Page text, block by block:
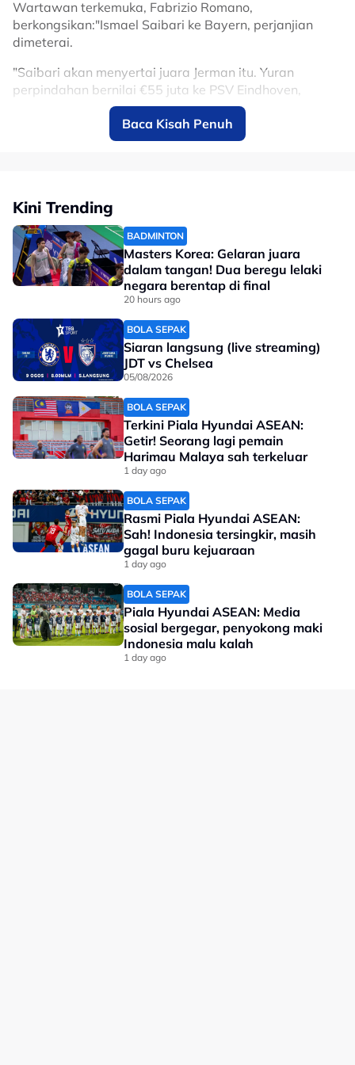
Wartawan terkemuka, Fabrizio Romano,
berkongsikan:"Ismael Saibari ke Bayern, perjanjian
dimeterai.
"Saibari akan menyertai juara Jerman itu. Yuran
perpindahan bernilai €55 juta ke PSV Eindhoven,
pemeriksaan perubatan di Amerika Syarikat dan
kemudian akan rasmi." kongsinya.
Pemain Terbaik Tahunan Eredivisie musim lalu.
No node context available.
Related Topics
#Ismael Saibari #Bayern Munich
Baca Kisah Penuh
Kini Trending
BADMINTON
Masters Korea: Gelaran juara
dalam tangan! Dua beregu lelaki
negara berentap di final
20 hours ago
BOLA SEPAK
Siaran langsung (live streaming)
JDT vs Chelsea
05/08/2026
BOLA SEPAK
Terkini Piala Hyundai ASEAN:
Getir! Seorang lagi pemain
Harimau Malaya sah terkeluar
1 day ago
BOLA SEPAK
Rasmi Piala Hyundai ASEAN:
Sah! Indonesia tersingkir, masih
gagal buru kejuaraan
1 day ago
BOLA SEPAK
Piala Hyundai ASEAN: Media
sosial bergegar, penyokong maki
Indonesia malu kalah
1 day ago